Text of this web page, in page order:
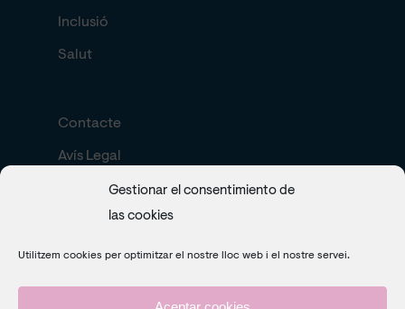
Gestionar el consentimiento de
las cookies
Utilitzem cookies per optimitzar el nostre lloc web i el nostre servei.
Inclusió
Salut
Contacte
Avís Legal
Política de cookies
Search